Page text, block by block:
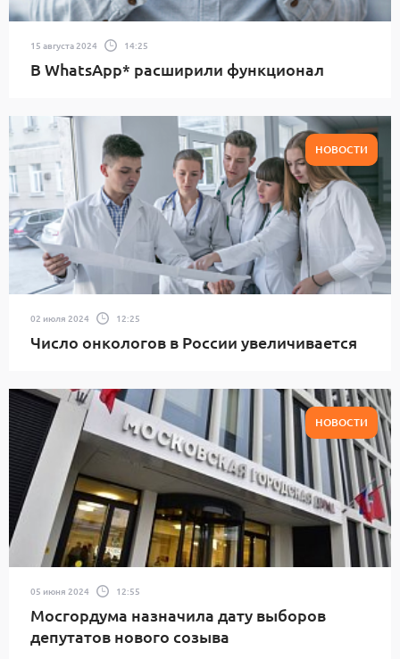
15 августа 2024 14:25
В WhatsApp* расширили функционал
НОВОСТИ
02 июля 2024 12:25
Число онкологов в России увеличивается
НОВОСТИ
05 июня 2024 12:55
Мосгордума назначила дату выборов
депутатов нового созыва